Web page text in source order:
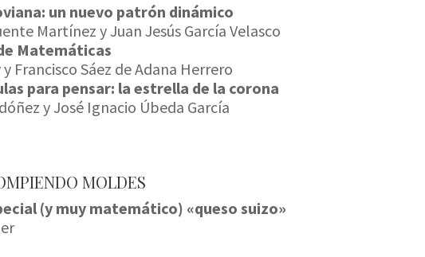
un nuevo patrón dinámico
Martínez y Juan Jesús García Velasco
Matemáticas
Francisco Sáez de Adana Herrero
para pensar: la estrella de la corona
y José Ignacio Úbeda García
MOLDES
(y muy matemático) «queso suizo»